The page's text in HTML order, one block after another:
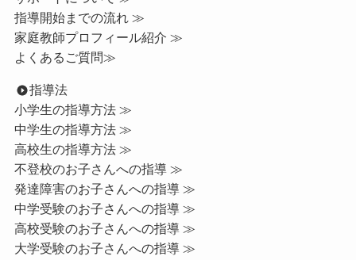
指導開始までの流れ ≫
家庭教師プロフィール紹介 ≫
よくあるご質問≫
指導法
小学生の指導方法 ≫
中学生の指導方法 ≫
高校生の指導方法 ≫
不登校のお子さんへの指導 ≫
発達障害のお子さんへの指導 ≫
中学受験のお子さんへの指導 ≫
高校受験のお子さんへの指導 ≫
大学受験のお子さんへの指導 ≫